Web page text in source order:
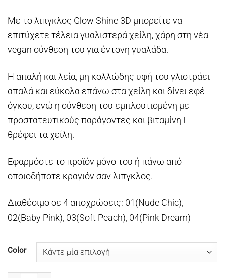
Με το λιπγκλος Glow Shine 3D μπορείτε να
επιτύχετε τέλεια γυαλιστερά χείλη, χάρη στη νέα
vegan σύνθεση του για έντονη γυαλάδα.
Η απαλή και λεία, μη κολλώδης υφή του γλιστράει
απαλά και εύκολα επάνω στα χείλη και δίνει εφέ
όγκου, ενώ η σύνθεση του εμπλουτισμένη με
προστατευτικούς παράγοντες και βιταμίνη Ε
θρέφει τα χείλη.
Εφαρμόστε το προϊόν μόνο του ή πάνω από
οποιοδήποτε κραγιόν σαν λιπγκλος.
Διαθέσιμο σε 4 αποχρώσεις: 01(Nude Chic),
02(Baby Pink), 03(Soft Peach), 04(Pink Dream)
Color